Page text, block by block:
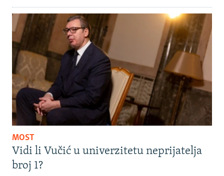
MOST
Vidi li Vučić u univerzitetu neprijatelja
broj 1?